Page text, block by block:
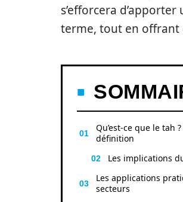
s’efforcera
terme, tout en offrant
Qu’est-ce que le tah
définition
Les implications
Les applications
secteurs